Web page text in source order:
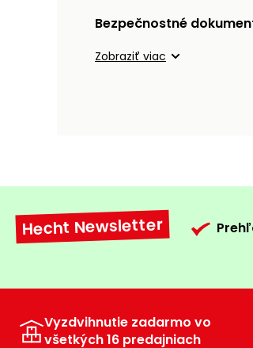
Bezpečnostné
Zobraziť viac
Hecht Newsletter
Vyzdvihnutie zadarmo vo
všetkých 16 predajniach